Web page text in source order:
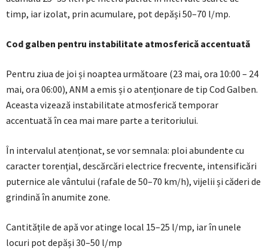
timp, iar izolat, prin acumulare, pot depăși 50–70 l/mp.
Cod galben pentru instabilitate atmosferică accentuată
Pentru ziua de joi și noaptea următoare (23 mai, ora 10:00 – 24
mai, ora 06:00), ANM a emis și o atenționare de tip Cod Galben.
Aceasta vizează instabilitate atmosferică temporar
accentuată în cea mai mare parte a teritoriului.
În intervalul atenționat, se vor semnala: ploi abundente cu
caracter torențial, descărcări electrice frecvente, intensificări
puternice ale vântului (rafale de 50–70 km/h), vijelii și căderi de
grindină în anumite zone.
Cantitățile de apă vor atinge local 15–25 l/mp, iar în unele
locuri pot depăși 30–50 l/mp